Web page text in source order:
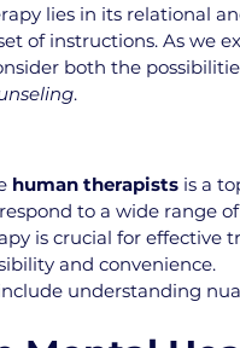
lies in its relational
of instructions. As we
both the
.
human therapists is a
to a wide range
is crucial for effective
and convenience.
understanding